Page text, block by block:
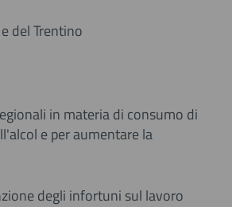
del Trentino
in materia di consumo di
e per aumentare la
degli infortuni sul lavoro